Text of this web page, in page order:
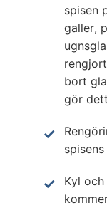
spisen
galler,
bort
gör
Kyl